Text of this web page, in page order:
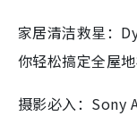
家居清洁救星：
你轻松搞定全屋地
摄影必入：Sony